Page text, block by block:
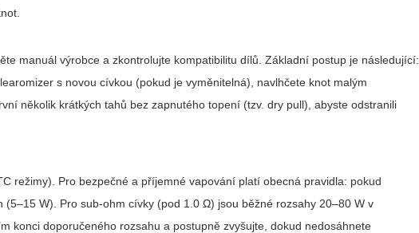
manuál výrobce a zkontrolujte kompatibilitu dílů. Základní postup je následující:
s novou cívkou (pokud je vyměnitelná), navlhčete knot malým
několik krátkých tahů bez zapnutého topení (tzv. dry pull), abyste odstranili
režimy). Pro bezpečné a příjemné vapování platí obecná pravidla: pokud
W). Pro sub-ohm cívky (pod 1.0 Ω) jsou běžné rozsahy 20–80 W v
konci doporučeného rozsahu a postupně zvyšujte, dokud nedosáhnete